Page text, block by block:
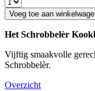
Voeg toe aan
Het Schrobbelèr
Vijftig smaakvolle
Schrobbelèr.
Overzicht